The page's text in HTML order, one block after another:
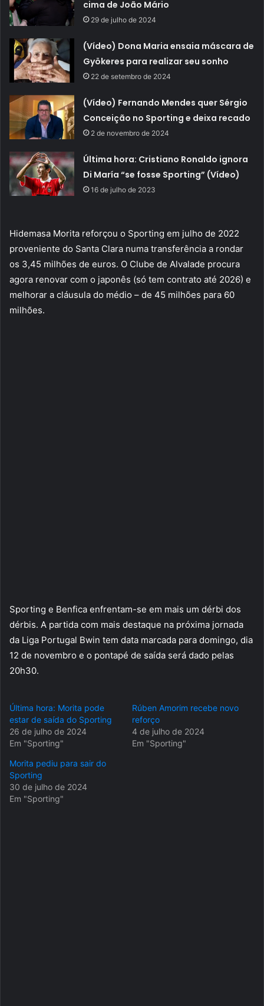
cima de João Mário
29 de julho de 2024
(Vídeo) Dona Maria ensaia máscara de
Gyökeres para realizar seu sonho
22 de setembro de 2024
(Vídeo) Fernando Mendes quer Sérgio
Conceição no Sporting e deixa recado
2 de novembro de 2024
Última hora: Cristiano Ronaldo ignora
Di María “se fosse Sporting” (Vídeo)
16 de julho de 2023
Hidemasa Morita reforçou o Sporting em julho de 2022
proveniente do Santa Clara numa transferência a rondar
os 3,45 milhões de euros. O Clube de Alvalade procura
agora renovar com o japonês (só tem contrato até 2026) e
melhorar a cláusula do médio – de 45 milhões para 60
milhões.
Sporting e Benfica enfrentam-se em mais um dérbi dos
dérbis. A partida com mais destaque na próxima jornada
da Liga Portugal Bwin tem data marcada para domingo, dia
12 de novembro e o pontapé de saída será dado pelas
20h30.
Última hora: Morita pode
estar de saída do Sporting
26 de julho de 2024
Em "Sporting"
Rúben Amorim recebe novo
reforço
4 de julho de 2024
Em "Sporting"
Morita pediu para sair do
Sporting
30 de julho de 2024
Em "Sporting"